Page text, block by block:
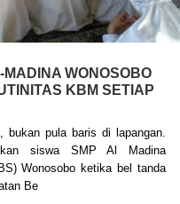
MADINA WONOSOBO
KBM SETIAP
bukan pula baris di lapangan.
siswa SMP Al Madina
Wonosobo ketika bel tanda
Be